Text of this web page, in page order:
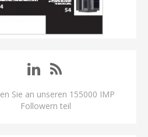
Sie an unseren 155000 IMP
Followern teil